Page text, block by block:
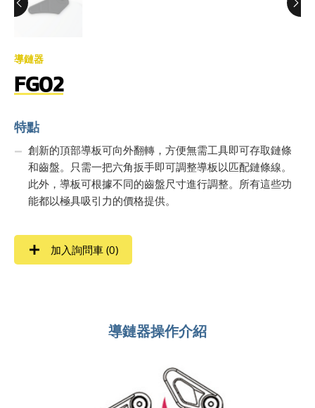
導鏈器
FG02
特點
創新的頂部導板可向外翻轉，方便無需工具即可存取鏈條
和齒盤。只需一把六角扳手即可調整導板以匹配鏈條線。
此外，導板可根據不同的齒盤尺寸進行調整。所有這些功
能都以極具吸引力的價格提供。
加入詢問車 (0)
導鏈器操作介紹